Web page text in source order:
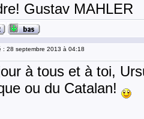
Gustav MAHLER
: 28 septembre 2013 à 04:18
à tous et à toi,
ou du Catalan!